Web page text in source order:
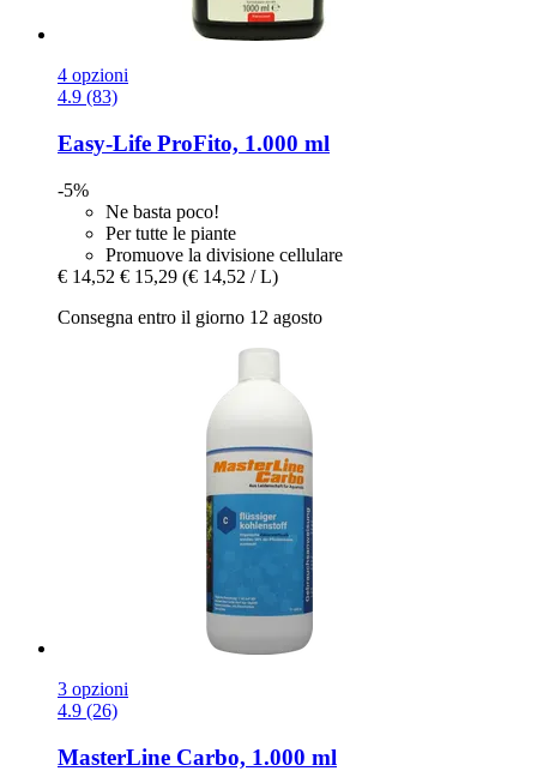
4 opzioni
4.9 (83)
Easy-Life ProFito, 1.000 ml
-5%
Ne basta poco!
Per tutte le piante
Promuove la divisione cellulare
€ 14,52 € 15,29 (€ 14,52 / L)
Consegna entro il giorno 12 agosto
3 opzioni
4.9 (26)
MasterLine Carbo, 1.000 ml